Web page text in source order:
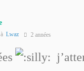
Lwaz 2 années